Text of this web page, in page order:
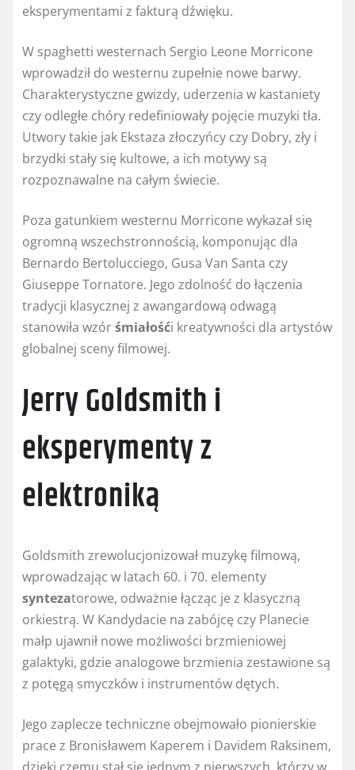
eksperymentami z fakturą dźwięku.
W spaghetti westernach Sergio Leone Morricone
wprowadził do westernu zupełnie nowe barwy.
Charakterystyczne gwizdy, uderzenia w kastaniety
czy odległe chóry redefiniowały pojęcie muzyki tła.
Utwory takie jak Ekstaza złoczyńcy czy Dobry, zły i
brzydki stały się kultowe, a ich motywy są
rozpoznawalne na całym świecie.
Poza gatunkiem westernu Morricone wykazał się
ogromną wszechstronnością, komponując dla
Bernardo Bertolucciego, Gusa Van Santa czy
Giuseppe Tornatore. Jego zdolność do łączenia
tradycji klasycznej z awangardową odwagą
stanowiła wzórśmiałośći kreatywności dla artystów
globalnej sceny filmowej.
Jerry Goldsmith i
eksperymenty z
elektroniką
Goldsmith zrewolucjonizował muzykę filmową,
wprowadzając w latach 60. i 70. elementy
syntezatorowe, odważnie łącząc je z klasyczną
orkiestrą. W Kandydacie na zabójcę czy Planecie
małp ujawnił nowe możliwości brzmieniowej
galaktyki, gdzie analogowe brzmienia zestawione są
z potęgą smyczków i instrumentów dętych.
Jego zaplecze techniczne obejmowało pionierskie
prace z Bronisławem Kaperem i Davidem Raksinem,